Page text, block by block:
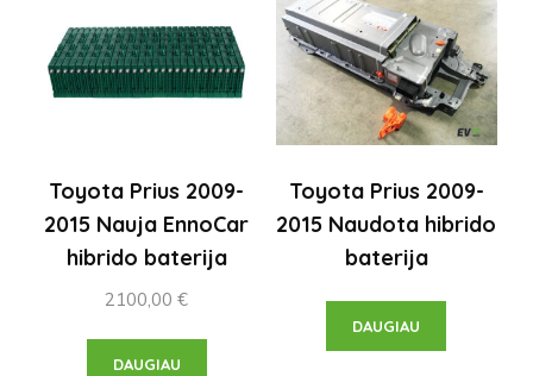
Toyota Prius 2009-
2015 Nauja EnnoCar
hibrido baterija
2100,00€
DAUGIAU
Toyota Prius 2009-
2015 Naudota hibrido
baterija
DAUGIAU